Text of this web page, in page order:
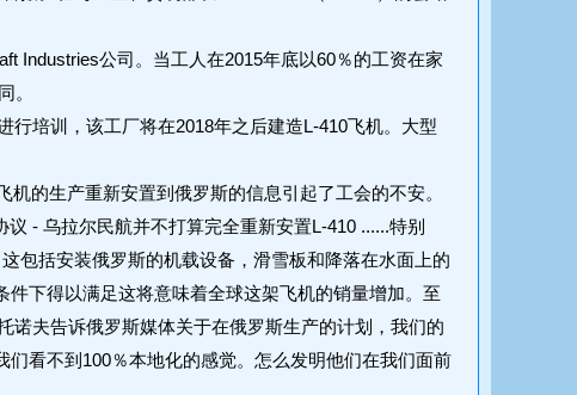
公司。当工人在2015年底以60％的工资在家
。
培训，该工厂将在2018年之后建造L-410飞机。大型
的生产重新安置到俄罗斯的信息引起了工会的不安。
- 乌拉尔民航并不打算完全重新安置L-410 ......特别
包括安装俄罗斯的机载设备，滑雪板和降落在水面上的
下得以满足这将意味着全球这架飞机的销量增加。至
诺夫告诉俄罗斯媒体关于在俄罗斯生产的计划，我们的
看不到100％本地化的感觉。怎么发明他们在我们面前